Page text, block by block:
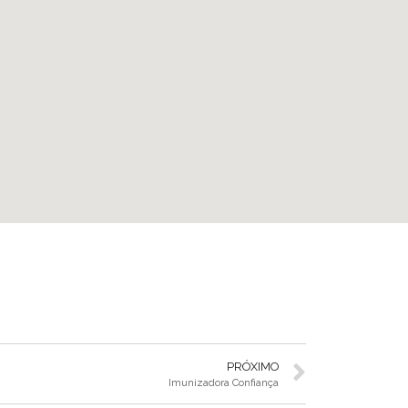
PRÓXIMO
Imunizadora Confiança